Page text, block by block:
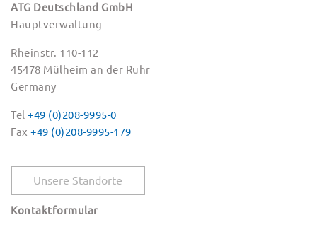
ATG Deutschland GmbH
Hauptverwaltung
Rheinstr. 110-112
45478 Mülheim an der Ruhr
Germany
Tel +49 (0)208-9995-0
Fax +49 (0)208-9995-179
Unsere Standorte
Kontaktformular